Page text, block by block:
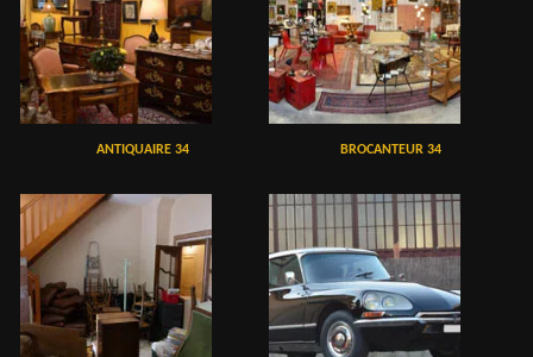
ANTIQUAIRE 34 BROCANTEUR 34